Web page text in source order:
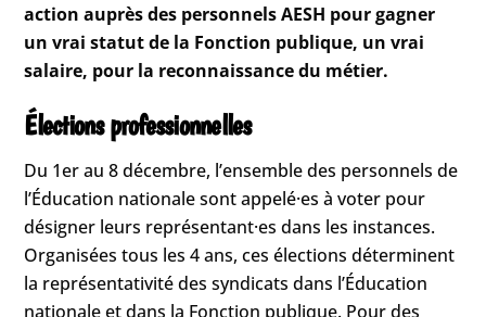
action auprès des personnels AESH pour gagner
un vrai statut de la Fonction publique, un vrai
salaire, pour la reconnaissance du métier.
Élections professionnelles
Du 1er au 8 décembre, l’ensemble des personnels de
l’Éducation nationale sont appelé·es à voter pour
désigner leurs représentant·es dans les instances.
Organisées tous les 4 ans, ces élections déterminent
la représentativité des syndicats dans l’Éducation
nationale et dans la Fonction publique. Pour des